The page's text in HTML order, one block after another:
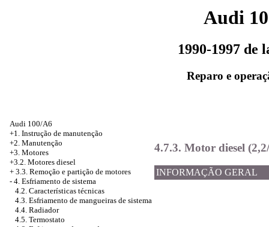
Audi
1990-1997 de
Reparo e
Audi 100/A6
+1. Instrução de manutenção
+2. Manutenção
+3. Motores
+3.2. Motores diesel
+ 3.3. Remoção e partição de motores
- 4. Esfriamento de sistema
4.2. Características técnicas
4.3. Esfriamento de mangueiras de sistema
4.4. Radiador
4.5. Termostato
4.7.3. Motor diesel
INFORMAÇÃO GERAL